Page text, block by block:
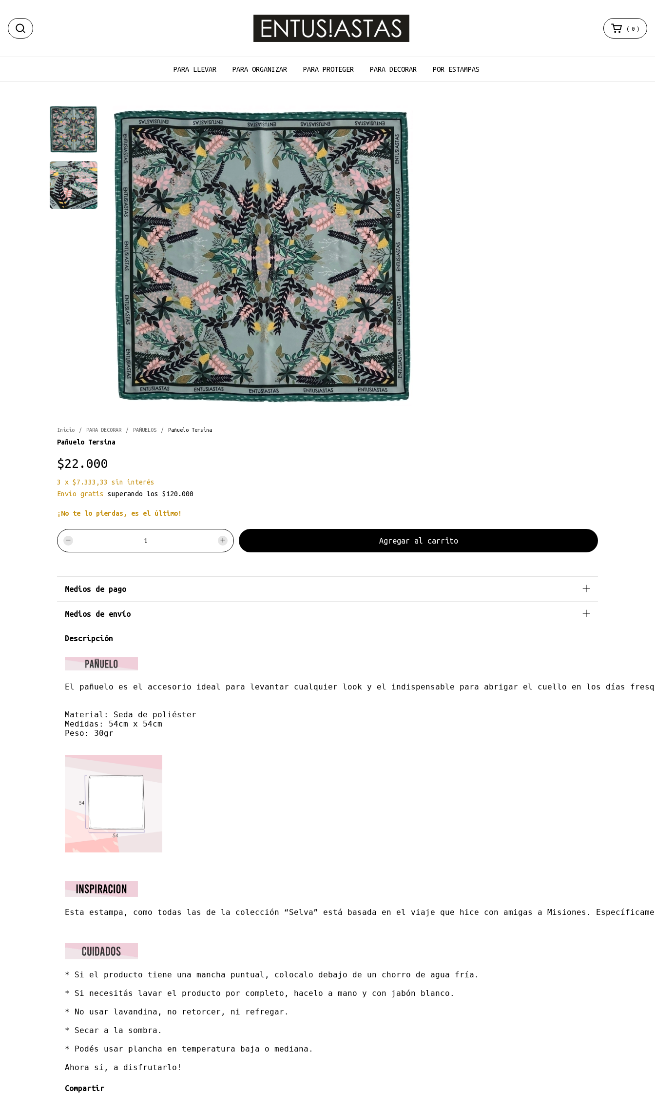
( 0 )
PARA LLEVAR PARA ORGANIZAR PARA PROTEGER PARA DECORAR POR ESTAMPAS
Inicio / PARA DECORAR / PAÑUELOS / Pañuelo Tersina
Pañuelo Tersina
$22.000
3 x $7.333,33
sin interés
Envío gratis
superando los $120.000
¡No te lo pierdas, es el último!
Medios de pago
Medios de envío
Descripción
El pañuelo es el accesorio ideal para levantar cualquier look y el indispensable para abrigar el cuello en los días
Material: Seda de poliéster
Medidas: 54cm x 54cm
Peso: 30gr
Esta estampa, como todas las de la colección “Selva” está basada en el viaje que hice con amigas a Misiones.
* Si el producto tiene una mancha puntual, colocalo debajo de un chorro de agua fría.
* Si necesitás lavar el producto por completo, hacelo a mano y con jabón blanco.
* No usar lavandina, no retorcer, ni refregar.
* Secar a la sombra.
* Podés usar plancha en temperatura baja o mediana.
Ahora sí, a disfrutarlo!
Compartir